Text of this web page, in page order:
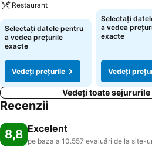
Restaurant
Selectați datele pentru
a vedea prețurile
exacte
Vedeți prețurile
Selectați
a vedea
exacte
Vedeți
Vedeți toate sejururile
Recenzii
8,8 Excelent
pe baza a 10.557 evaluări de la site-